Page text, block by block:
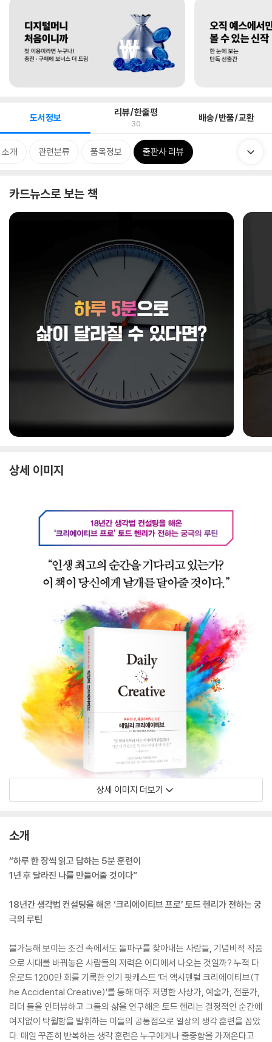
도서정보 리뷰/한줄평
30 배송/반품/교환
개 관련분류 품목정보 출판사 리뷰
카드뉴스로 보는 책
상세 이미지
상세 이미지 더보기
소개
“하루 한 장씩 읽고 답하는 5분 훈련이
1년 후 달라진 나를 만들어줄 것이다”
18년간 생각법 컨설팅을 해온 ‘크리에이티브 프로’ 토드 헨리가 전하는 궁
극의 루틴
불가능해 보이는 조건 속에서도 돌파구를 찾아내는 사람들, 기념비적 작품
으로 시대를 바꿔놓은 사람들의 저력은 어디에서 나오는 것일까? 누적 다
운로드 1200만 회를 기록한 인기 팟캐스트 ‘더 액시덴털 크리에이티브(T
he Accidental Creative)’를 통해 매주 저명한 사상가, 예술가, 전문가,
리더 들을 인터뷰하고 그들의 삶을 연구해온 토드 헨리는 결정적인 순간에
여지없이 탁월함을 발휘하는 이들의 공통점으로 일상의 생각 훈련을 꼽았
다. 매일 꾸준히 반복하는 생각 훈련은 누구에게나 출중함을 가져온다고